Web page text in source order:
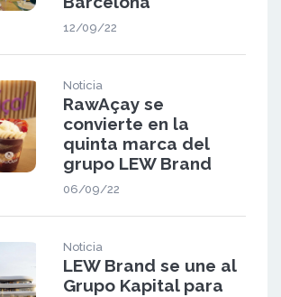
12/09/22
Noticia
RawAçay se
convierte en la
quinta marca del
grupo LEW Brand
06/09/22
Noticia
LEW Brand se une al
Grupo Kapital para